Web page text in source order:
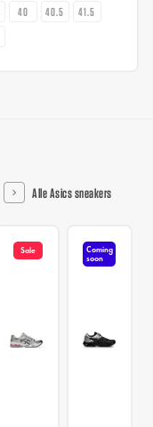
40 40.5
41.5
Alle Asics sneakers
Sale
Coming
soon